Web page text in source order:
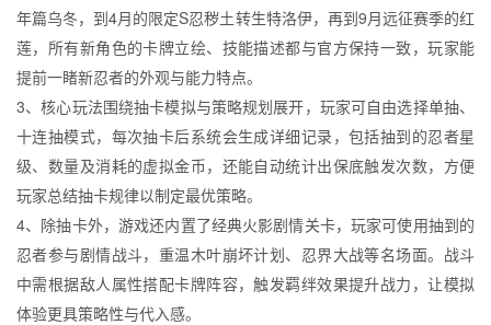
年篇乌冬，到4月的限定S忍秽土转生特洛伊，再到9月远征赛季的红
莲，所有新角色的卡牌立绘、技能描述都与官方保持一致，玩家能
提前一睹新忍者的外观与能力特点。
3、核心玩法围绕抽卡模拟与策略规划展开，玩家可自由选择单抽、
十连抽模式，每次抽卡后系统会生成详细记录，包括抽到的忍者星
级、数量及消耗的虚拟金币，还能自动统计出保底触发次数，方便
玩家总结抽卡规律以制定最优策略。
4、除抽卡外，游戏还内置了经典火影剧情关卡，玩家可使用抽到的
忍者参与剧情战斗，重温木叶崩坏计划、忍界大战等名场面。战斗
中需根据敌人属性搭配卡牌阵容，触发羁绊效果提升战力，让模拟
体验更具策略性与代入感。